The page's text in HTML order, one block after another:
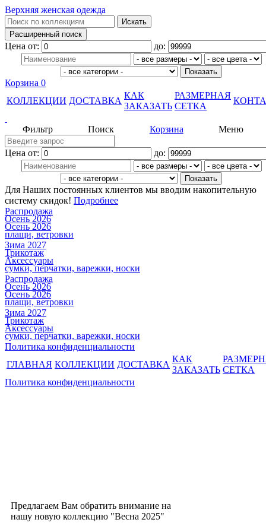
Верхняя женская одежда
Цена от: до:
Корзина 0
КОЛЛЕКЦИИ ДОСТАВКА
КАК
ЗАКАЗАТЬ
РАЗМЕРНАЯ
СЕТКА
Меню
Корзина
Поиск
Фильтр
Цена от: до:
Для Наших постоянных клиентов мы вводим накопительную
систему скидок! Подробнее
Распродажа
Осень 2026
Осень 2026
плащи, ветровки
Зима 2027
Трикотаж
Аксессуары
сумки, перчатки, варежки, носки
Распродажа
Осень 2026
Осень 2026
плащи, ветровки
Зима 2027
Трикотаж
Аксессуары
сумки, перчатки, варежки, носки
Политика конфиденциальности
ГЛАВНАЯ КОЛЛЕКЦИИ ДОСТАВКА
КАК
ЗАКАЗАТЬ СЕТКА
Политика конфиденциальности
Предлагаем Вам обратить внимание на
нашу новую коллекцию "Весна 2025"